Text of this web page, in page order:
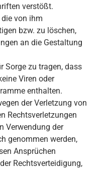
verstößt.
von ihm
bzw. zu löschen,
an die Gestaltung
Sorge zu tragen, dass
Viren oder
enthalten.
der Verletzung von
Rechtsverletzungen
Verwendung der
genommen werden,
Ansprüchen
Rechtsverteidigung,